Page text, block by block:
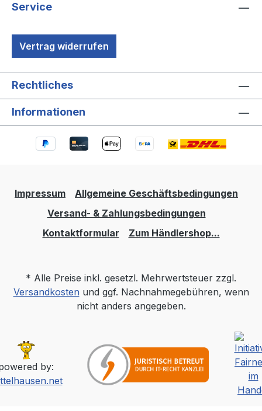
Service
Vertrag widerrufen
Rechtliches
Informationen
Impressum
Allgemeine Geschäftsbedingungen
Versand- & Zahlungsbedingungen
Kontaktformular
Zum Händlershop...
* Alle Preise inkl. gesetzl. Mehrwertsteuer zzgl.
Versandkostenund ggf. Nachnahmegebühren, wenn
nicht anders angegeben.
by: